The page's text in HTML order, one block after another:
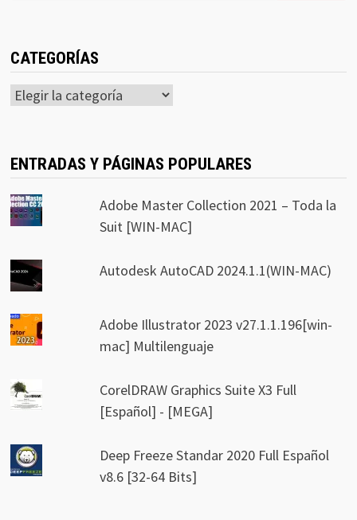
CATEGORÍAS
Categorías
ENTRADAS Y PÁGINAS POPULARES
Adobe Master Collection 2021 – Toda la
Suit [WIN-MAC]
Autodesk AutoCAD 2024.1.1(WIN-MAC)
Adobe Illustrator 2023 v27.1.1.196[win-
mac] Multilenguaje
CorelDRAW Graphics Suite X3 Full
[Español] - [MEGA]
Deep Freeze Standar 2020 Full Español
v8.6 [32-64 Bits]